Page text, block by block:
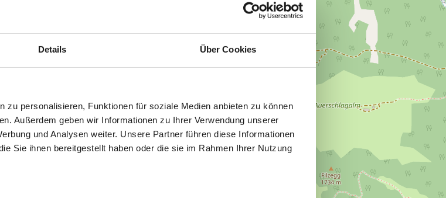
Details Über Cookies
zu personalisieren, Funktionen für soziale Medien anbieten zu können
Außerdem geben wir Informationen zu Ihrer Verwendung unserer
und Analysen weiter. Unsere Partner führen diese Informationen
Sie ihnen bereitgestellt haben oder die sie im Rahmen Ihrer Nutzung
Hausnr. 301